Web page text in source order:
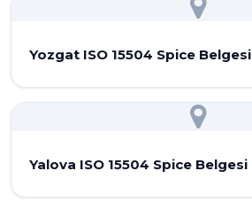
Yozgat ISO 15504 Spice Belgesi
Yalova ISO 15504 Spice Belgesi